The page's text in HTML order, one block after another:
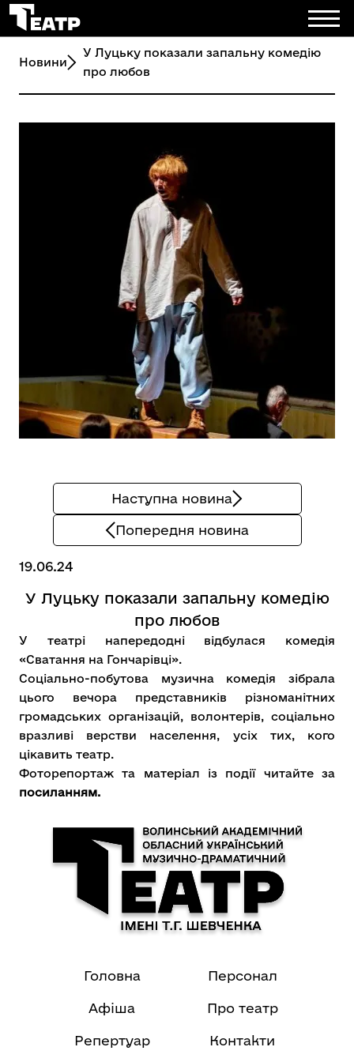
Новини
У Луцьку показали запальну комедію
про любов
Наступна новина
Попередня новина
19.06.24
У Луцьку показали запальну комедію
про любов
У театрі напередодні відбулася комедія
«Сватання на Гончарівці».
Соціально-побутова музична комедія зібрала
цього вечора представників різноманітних
громадських організацій, волонтерів, соціально
вразливі верстви населення, усіх тих, кого
цікавить театр.
Фоторепортаж та матеріал із події читайте за
посиланням.
Головна
Афіша
Репертуар
Персонал
Про театр
Контакти